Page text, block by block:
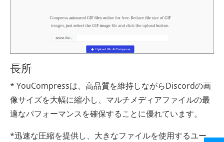
長所
* YouCompressは、高品質を維持しながらDiscordの画
像サイズを大幅に縮小し、マルチメディアファイルの最
適なパフォーマンスを確保することに優れています。
*迅速な圧縮を提供し、大きなファイルを使用するユー